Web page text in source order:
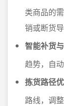
类商品的
销或断货
智能补货
趋势，自
拣货路径优
路线，调